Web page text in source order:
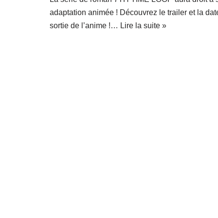
adaptation animée ! Découvrez le trailer et la
sortie de l’anime !… Lire la suite »